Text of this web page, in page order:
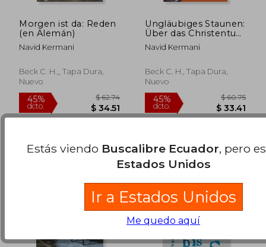
45%
dcto. $ 26.14
45%
dcto.
Morgen ist da: Reden
(en Alemán)
Navid Kermani
Beck C. H.,, Tapa Dura,
Nuevo
Ungläubiges Staunen:
Über das Christentum
(en Alemán)
Navid Kermani
Beck C. H., Tapa Dura,
Nuevo
Estás viendo Buscalibre Ecuador, pero
Estados Unidos
Ir a Estados Unidos
Me quedo aquí